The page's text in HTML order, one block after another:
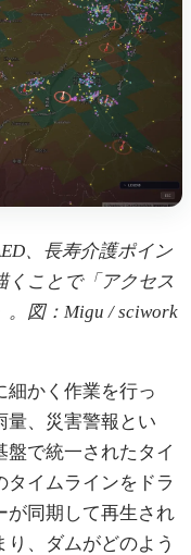
、長寿介護ポイン
くことで「アクセス
。図：Migu / sciwork
細かく作業を行っ
量、災害警報とい
盤で統一されたタイ
イムラインをドラ
が同期して再生され
、ダムがどのよう